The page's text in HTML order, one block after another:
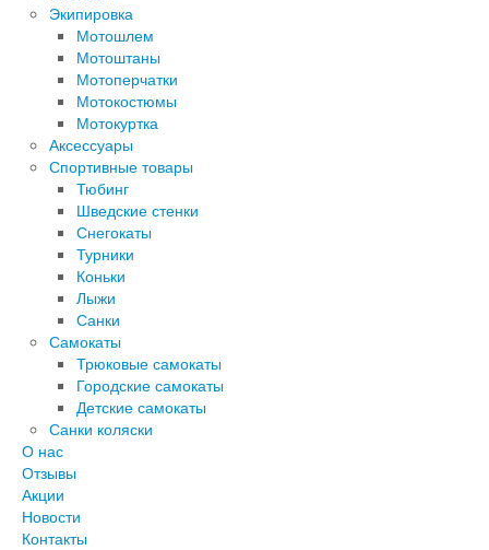
Экипировка
Мотошлем
Мотоштаны
Мотоперчатки
Мотокостюмы
Мотокуртка
Аксессуары
Спортивные товары
Тюбинг
Шведские стенки
Снегокаты
Турники
Коньки
Лыжи
Санки
Самокаты
Трюковые самокаты
Городские самокаты
Детские самокаты
Санки коляски
О нас
Отзывы
Акции
Новости
Контакты